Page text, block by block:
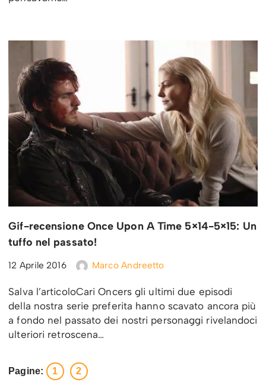
Gif-recensione Once Upon A Time 5×14-5×15: Un
tuffo nel passato!
12 Aprile 2016 Marco Andreetto
Salva l’articoloCari Oncers gli ultimi due episodi
della nostra serie preferita hanno scavato ancora più
a fondo nel passato dei nostri personaggi rivelandoci
ulteriori retroscena…
Pagine: 1 2